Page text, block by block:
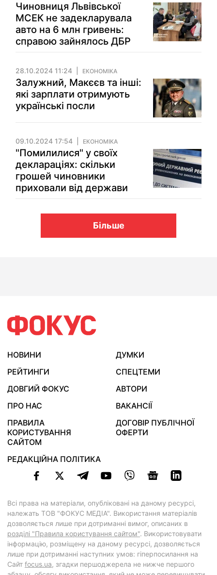
Чиновниця Львівської
МСЕК не задекларувала
авто на 6 млн гривень:
справою зайнялось ДБР
28.10.2024 11:24 ЕКОНОМІКА
Залужний, Макєєв та інші:
які зарплати отримують
українські посли
09.10.2024 17:54 ЕКОНОМІКА
"Помилилися" у своїх
деклараціях: скільки
грошей чиновники
приховали від держави
Більше
НОВИНИ
ДУМКИ
РЕЙТИНГИ
СПЕЦТЕМИ
ДОВГИЙ ФОКУС
АВТОРИ
ПРО НАС
ВАКАНСІЇ
ПРАВИЛА
КОРИСТУВАННЯ
САЙТОМ
ДОГОВІР ПУБЛІЧНОЇ
ОФЕРТИ
РЕДАКЦІЙНА ПОЛІТИКА
Всі права на матеріали, опубліковані на даному ресурсі,
належать ТОВ "ФОКУС МЕДІА". Використання матеріалів
дозволяється лише при дотриманні вимог, описаних в
розділі "Правила користування сайтом". Використовувати
інформацію, розміщену на даному ресурсі, дозволяється
лише при дотриманні наступних умов: гіперпосилання на
Cайт focus.ua, згадки першоджерела не нижче першого